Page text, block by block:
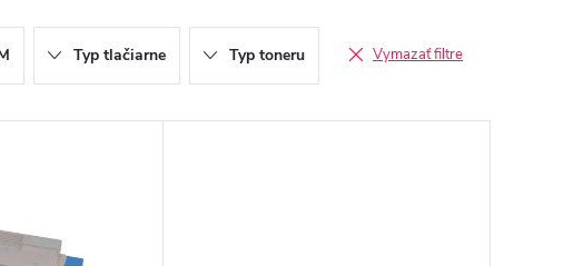
Typ tlačiarne Typ toneru Vymazať filtre